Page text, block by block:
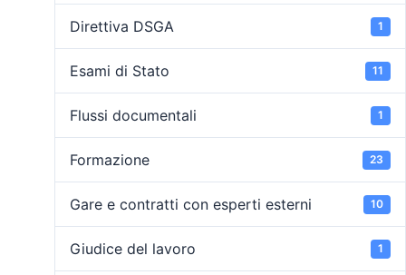
Direttiva DSGA 1
Esami di Stato 11
Flussi documentali 1
Formazione 23
Gare e contratti con esperti esterni 10
Giudice del lavoro 1